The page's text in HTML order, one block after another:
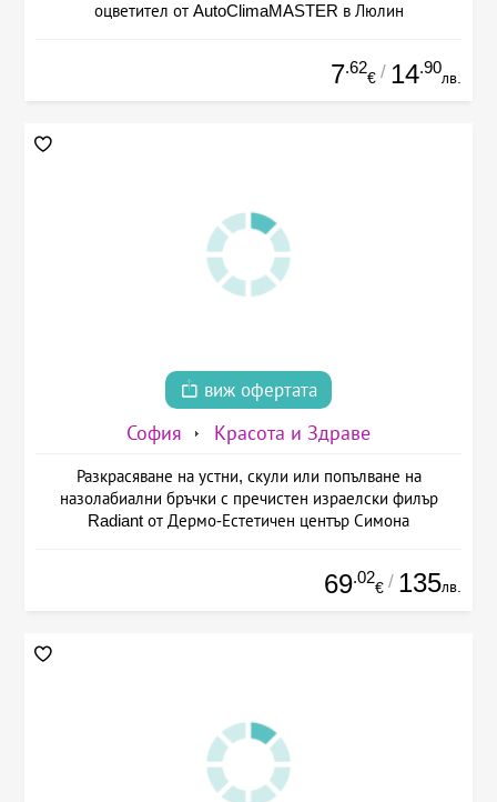
оцветител от AutoClimaMASTER в Люлин
7.62
€ / 14.90
лв.
виж офертата
София Красота и Здраве
Разкрасяване на устни, скули или попълване на
назолабиални бръчки с пречистен израелски филър
Radiant от Дермо-Естетичен център Симона
69.02
€ / 135лв.